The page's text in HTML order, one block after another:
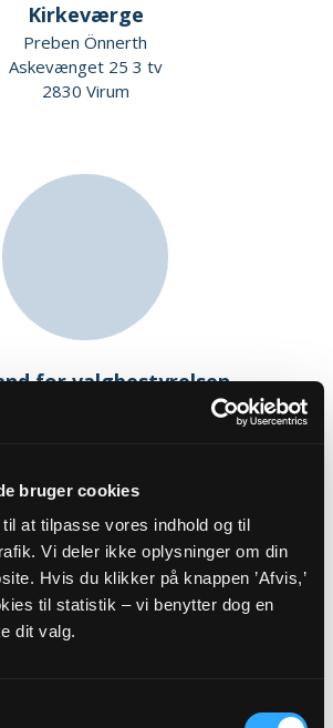
bruger cookies
at tilpasse vores indhold og til
Vi deler ikke oplysninger om din
Hvis du klikker på knappen ’Afvis,’
til statistik – vi benytter dog en
dit valg.
Kirkeværge
Preben Önnerth
Askevænget 25 3 tv
2830 Virum
for valgbestyrelsen
mr@virumkirke.dk